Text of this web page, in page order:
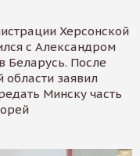
Херсонской
с Александром
Беларусь. После
области заявил
Минску часть